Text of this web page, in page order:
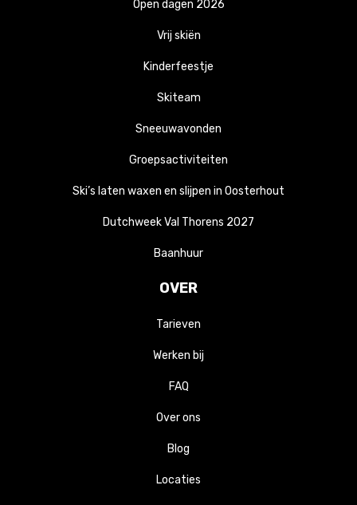
Open dagen 2026
Vrij skiën
Kinderfeestje
Skiteam
Sneeuwavonden
Groepsactiviteiten
Ski’s laten waxen en slijpen in Oosterhout
Dutchweek Val Thorens 2027
Baanhuur
OVER
Tarieven
Werken bij
FAQ
Over ons
Blog
Locaties